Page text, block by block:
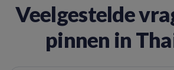
Veelgestelde
pinnen in